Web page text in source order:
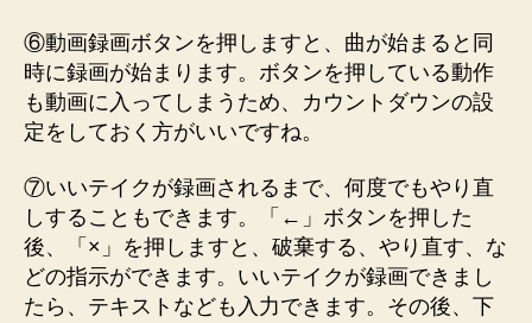
⑥動画録画ボタンを押しますと、曲が始まると同
時に録画が始まります。ボタンを押している動作
も動画に入ってしまうため、カウントダウンの設
定をしておく方がいいですね。
⑦いいテイクが録画されるまで、何度でもやり直
しすることもできます。「←」ボタンを押した
後、「×」を押しますと、破棄する、やり直す、な
どの指示ができます。いいテイクが録画できまし
たら、テキストなども入力できます。その後、下